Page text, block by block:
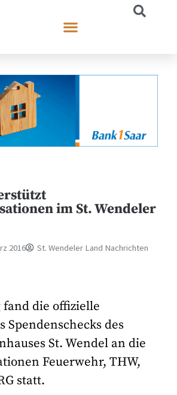
im St. Wendeler
2016 St. Wendeler Land Nachrichten
fand die offizielle
Spendenschecks des
St. Wendel an die
Feuerwehr, THW,
statt.